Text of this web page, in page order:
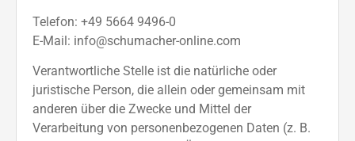
Telefon: +49 5664 9496-0
E-Mail: info@schumacher-online.com
Verantwortliche Stelle ist die natürliche oder
juristische Person, die allein oder gemeinsam mit
anderen über die Zwecke und Mittel der
Verarbeitung von personenbezogenen Daten (z. B.